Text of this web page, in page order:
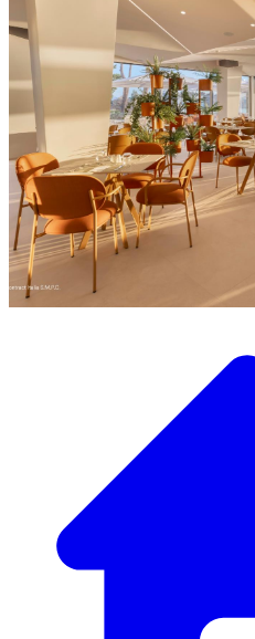
Descubra a nossa ampla
Nosso
Mobiliário
temos tudo o que precisa